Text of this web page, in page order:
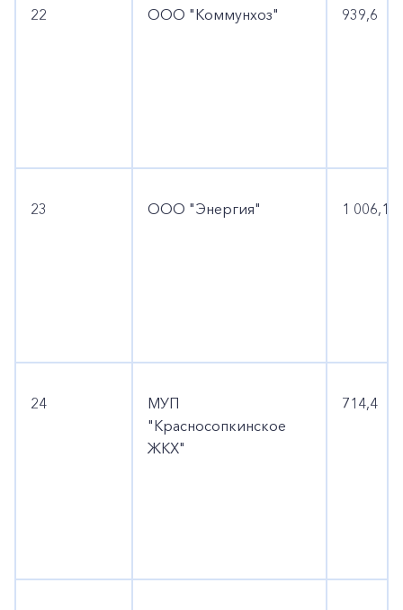
22 ООО "Коммунхоз" 939,6
23 ООО "Энергия" 1 006,1
24
МУП
"Красносопкинское
ЖКХ"
714,4